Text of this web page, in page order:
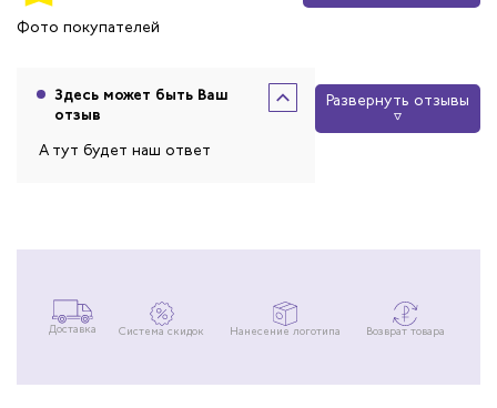
Фото покупателей
Здесь может быть Ваш
отзыв
А тут будет наш ответ
Развернуть отзывы
Доставка Система скидок Нанесение логотипа Возврат товара